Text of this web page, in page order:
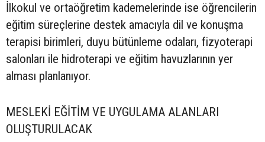
İlkokul ve ortaöğretim kademelerinde ise öğrencilerin
eğitim süreçlerine destek amacıyla dil ve konuşma
terapisi birimleri, duyu bütünleme odaları, fizyoterapi
salonları ile hidroterapi ve eğitim havuzlarının yer
alması planlanıyor.
MESLEKİ EĞİTİM VE UYGULAMA ALANLARI
OLUŞTURULACAK